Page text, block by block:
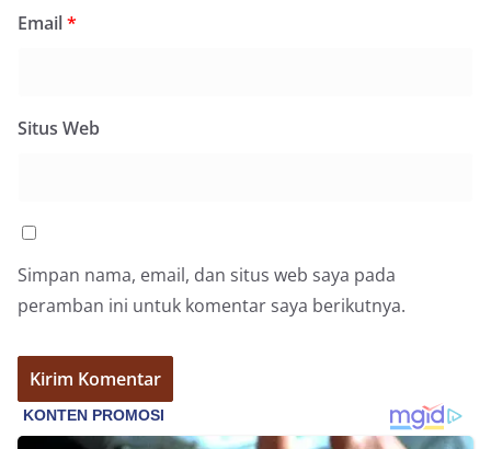
Email*
Situs Web
Simpan nama, email, dan situs web saya pada
peramban ini untuk komentar saya berikutnya.